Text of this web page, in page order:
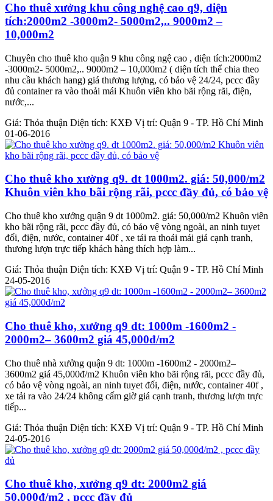
Cho thuê xưởng khu công nghệ cao q9, diện
tích:2000m2 -3000m2- 5000m2,.. 9000m2 –
10,000m2
Chuyên cho thuê kho quận 9 khu công ngệ cao , diện tích:2000m2
-3000m2- 5000m2,.. 9000m2 – 10,000m2 ( diện tích thể chia theo
nhu cầu khách hang) giá thương lượng, có bảo vệ 24/24, pccc đầy
đủ container ra vào thoải mái Khuôn viên kho bãi rộng rãi, điện,
nước,...
Giá: Thỏa thuận Diện tích: KXĐ Vị trí: Quận 9 - TP. Hồ Chí Minh
01-06-2016
Cho thuê kho xường q9. dt 1000m2. giá: 50,000/m2
Khuôn viên kho bãi rộng rãi, pccc đầy đủ, có bảo vệ
Cho thuê kho xưởng quận 9 dt 1000m2. giá: 50,000/m2 Khuôn viên
kho bãi rộng rãi, pccc đầy đủ, có bảo vệ vòng ngoài, an ninh tuyet
đối, điện, nước, container 40f , xe tải ra thoải mái giá cạnh tranh,
thương lượn trực tiếp khách hàng thích hợp làm...
Giá: Thỏa thuận Diện tích: KXĐ Vị trí: Quận 9 - TP. Hồ Chí Minh
24-05-2016
Cho thuê kho, xưởng q9 dt: 1000m -1600m2 -
2000m2– 3600m2 giá 45,000đ/m2
Cho thuê nhà xưởng quận 9 dt: 1000m -1600m2 - 2000m2–
3600m2 giá 45,000đ/m2 Khuôn viên kho bãi rộng rãi, pccc đầy đủ,
có bảo vệ vòng ngoài, an ninh tuyet đối, điện, nước, container 40f ,
xe tải ra vào 24/24 không cấm giờ giá cạnh tranh, thương lượn trực
tiếp...
Giá: Thỏa thuận Diện tích: KXĐ Vị trí: Quận 9 - TP. Hồ Chí Minh
24-05-2016
Cho thuê kho, xưởng q9 dt: 2000m2 giá
50,000đ/m2 , pccc đầy đủ